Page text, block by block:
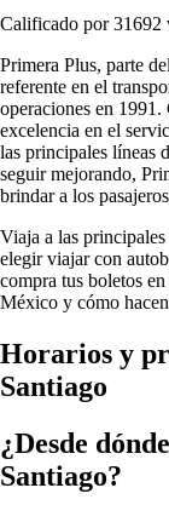
Calificado por 31692
Primera Plus, parte
referente en el
operaciones en
excelencia en el
las principales líneas
seguir mejorando,
brindar a los
Viaja a las
elegir viajar con
compra tus boletos
México y cómo
Horarios y
Santiago
¿Desde
Santiago?